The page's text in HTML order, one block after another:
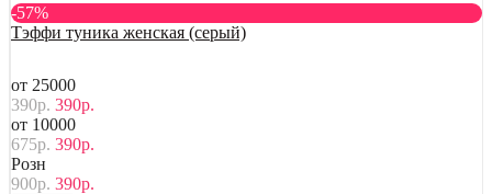
-57%
Тэффи туника женская (серый)
от 25000
390р. 390р.
от 10000
675р. 390р.
Розн
900р. 390р.